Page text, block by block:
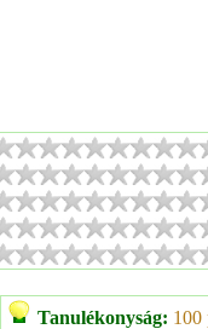
Tanulékonyság: 100